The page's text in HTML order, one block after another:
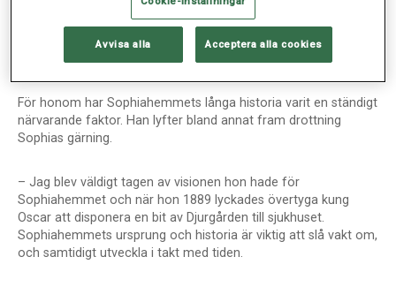
– Oväntat, kul och naturligtvis hedrande. Jag fick ett brev
undertecknat av kungen och sådant blir man väldigt glad över,
säger Per Lundberg om utmärkelsen.
För honom har Sophiahemmets långa historia varit en ständigt
närvarande faktor. Han lyfter bland annat fram drottning
Sophias gärning.
– Jag blev väldigt tagen av visionen hon hade för
Sophiahemmet och när hon 1889 lyckades övertyga kung
Oscar att disponera en bit av Djurgården till sjukhuset.
Sophiahemmets ursprung och historia är viktig att slå vakt om,
och samtidigt utveckla i takt med tiden.
Avvisa alla Acceptera alla cookies